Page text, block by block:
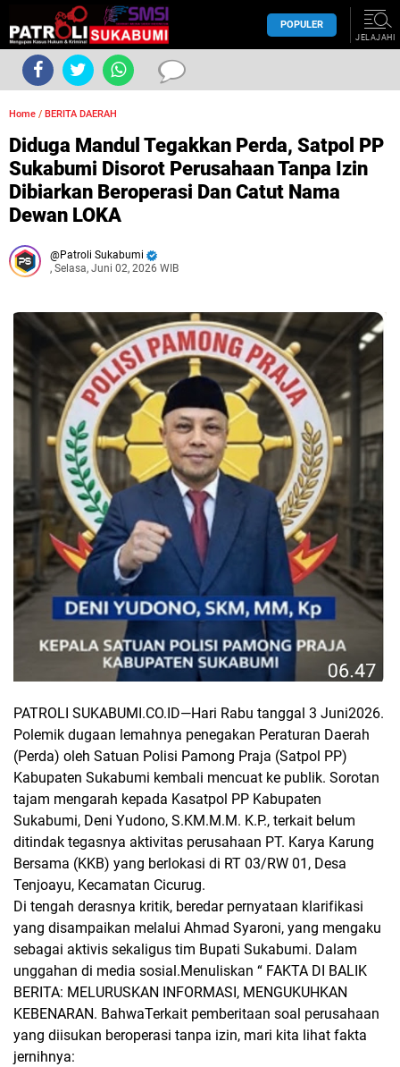
POPULER
JELAJAHI
Home / BERITA DAERAH
Diduga Mandul Tegakkan Perda, Satpol PP
Sukabumi Disorot Perusahaan Tanpa Izin
Dibiarkan Beroperasi Dan Catut Nama
Dewan LOKA
Patroli Sukabumi
, Selasa, Juni 02, 2026 WIB
PATROLI SUKABUMI.CO.ID—Hari Rabu tanggal 3 Juni2026.
Polemik dugaan lemahnya penegakan Peraturan Daerah
(Perda) oleh Satuan Polisi Pamong Praja (Satpol PP)
Kabupaten Sukabumi kembali mencuat ke publik. Sorotan
tajam mengarah kepada Kasatpol PP Kabupaten
Sukabumi, Deni Yudono, S.KM.M.M. K.P., terkait belum
ditindak tegasnya aktivitas perusahaan PT. Karya Karung
Bersama (KKB) yang berlokasi di RT 03/RW 01, Desa
Tenjoayu, Kecamatan Cicurug.
Di tengah derasnya kritik, beredar pernyataan klarifikasi
yang disampaikan melalui Ahmad Syaroni, yang mengaku
sebagai aktivis sekaligus tim Bupati Sukabumi. Dalam
unggahan di media sosial.Menuliskan “ FAKTA DI BALIK
BERITA: MELURUSKAN INFORMASI, MENGUKUHKAN
KEBENARAN. BahwaTerkait pemberitaan soal perusahaan
yang diisukan beroperasi tanpa izin, mari kita lihat fakta
jernihnya: